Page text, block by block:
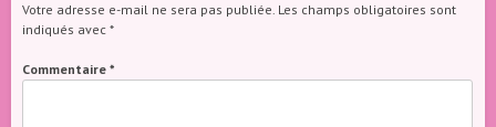
Votre adresse e-mail ne sera pas publiée. Les champs obligatoires sont
indiqués avec *
Commentaire *